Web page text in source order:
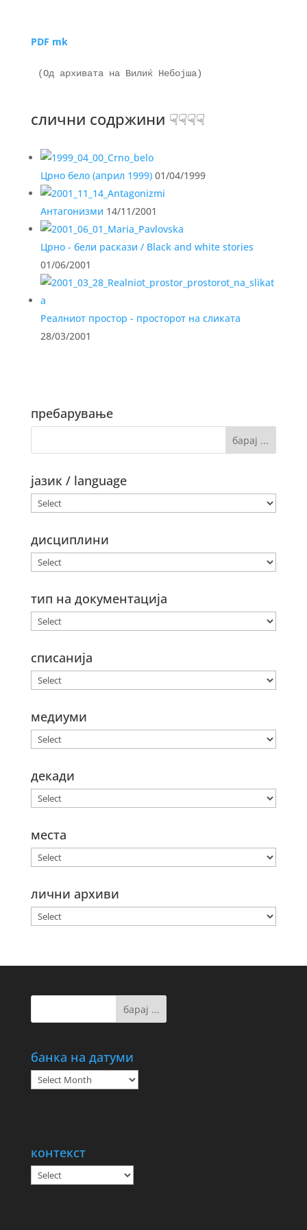
PDF mk
слични содржини ☟☟☟☟
Црно бело (април 1999)01/04/1999
Антагонизми 14/11/2001
Црно - бели раскази / Black and white stories
01/06/2001
Реалниот простор - просторот на сликата
28/03/2001
пребарување
јазик / language
дисциплини
тип на документација
списанија
медиуми
декади
места
лични архиви
банка на датуми
банка
на
контекст